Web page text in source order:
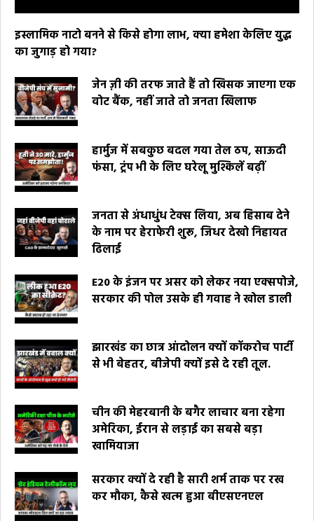
इस्लामिक नाटो बनने से किसे होगा लाभ, क्या हमेशा केलिए युद्ध
का जुगाड़ हो गया?
जेन ज़ी की तरफ जाते हैं तो खिसक जाएगा एक
वोट बैंक, नहीं जाते तो जनता खिलाफ
हार्मुज में सबकुछ बदल गया तेल ठप, साऊदी
फंसा, ट्रंप भी के लिए घरेलू मुश्किलें बढ़ीं
जनता से अंधाधुंध टेक्स लिया, अब हिसाब देने
के नाम पर हेराफेरी शुरू, जिधर देखो निहायत
ढिलाई
E20 के इंजन पर असर को लेकर नया एक्सपोजे,
सरकार की पोल उसके ही गवाह ने खोल डाली
झारखंड का छात्र आंदोलन क्यों कॉकरोच पार्टी
से भी बेहतर, बीजेपी क्यों इसे दे रही तूल.
चीन की मेहरबानी के बगैर लाचार बना रहेगा
अमेरिका, ईरान से लड़ाई का सबसे बड़ा
खामियाजा
सरकार क्यों दे रही है सारी शर्म ताक पर रख
कर मौका, कैसे खत्म हुआ बीएसएनएल